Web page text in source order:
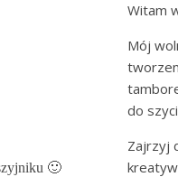
🙂
Witam
Mój
do
Zajrzyj